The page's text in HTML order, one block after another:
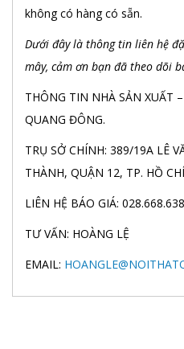
không có hàng có sẵn.
Dưới đây là thông tin liên hệ
mây, cảm ơn bạn đã theo dõi
THÔNG TIN NHÀ SẢN XUẤT
QUANG ĐÔNG.
TRỤ SỞ CHÍNH: 389/19A LÊ
THÀNH, QUẬN 12, TP. HỒ
LIÊN HỆ BÁO GIÁ:
TƯ VẤN: HOÀNG LỆ
EMAIL: